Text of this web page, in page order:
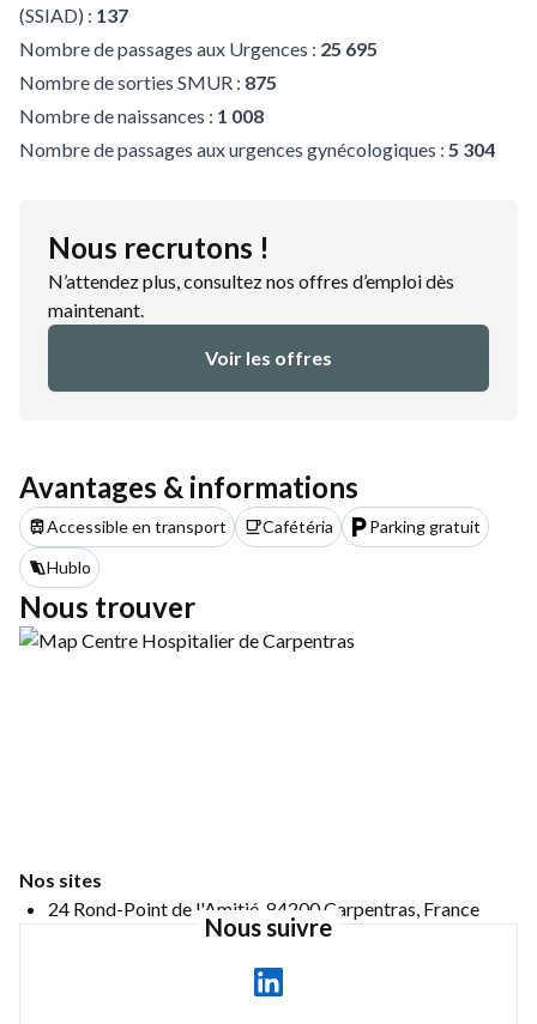
(SSIAD) : 137
Nombre de passages aux Urgences : 25 695
Nombre de sorties SMUR : 875
Nombre de naissances : 1 008
Nombre de passages aux urgences gynécologiques : 5 304
Nous recrutons !
N’attendez plus, consultez nos offres d’emploi dès
maintenant.
Voir les offres
Avantages & informations
Accessible en transport Cafétéria
Parking gratuit
Hublo
Nous trouver
Nos sites
24 Rond-Point de l'Amitié, 84200 Carpentras, France
Nous suivre